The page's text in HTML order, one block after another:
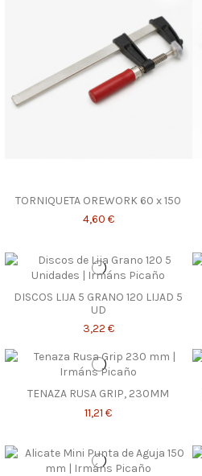
TORNIQUETA OREWORK 60 x 150
4,60 €
DISCOS LIJA 5 GRANO 120 LIJAD 5
UD
3,22 €
TENAZA RUSA GRIP, 230MM
11,21 €